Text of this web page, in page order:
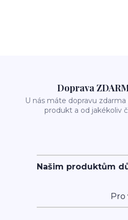
Doprava
U nás máte dopravu zdarma
produkt a od jakékoliv
Našim produktům
Pro